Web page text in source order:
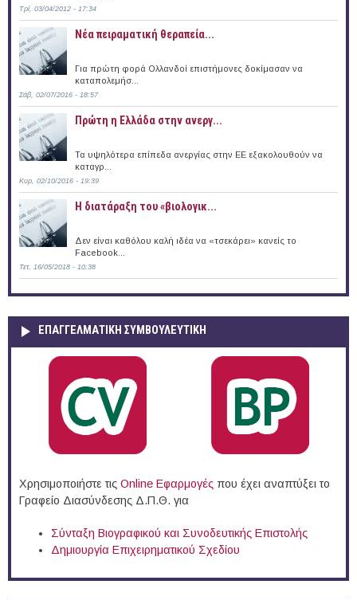
Τρί, 03/04/2012 - 17:34
Νέα πειραματική θεραπεία...
Για πρώτη φορά Ολλανδοί επιστήμονες δοκίμασαν να
καταπολεμήσ...
Σάβ, 02/07/2016 - 18:57
Πρώτη η Ελλάδα στην ανεργ...
Τα υψηλότερα επίπεδα ανεργίας στην ΕΕ εξακολουθούν να
καταγρ...
Κυρ, 02/10/2016 - 19:39
Η διατάραξη του «βιολογικ...
Δεν είναι καθόλου καλή ιδέα να «τσεκάρει» κανείς το
Facebook...
Τετ, 16/05/2018 - 10:38
ΕΠΑΓΓΕΛΜΑΤΙΚΉ ΣΥΜΒΟΥΛΕΥΤΙΚΉ
Χρησιμοποιήστε τις Online Eφαρμογές που έχει αναπτύξει το
Γραφείο Διασύνδεσης Δ.Π.Θ. για
Σύνταξη Βιογραφικού και Συνοδευτικής Επιστολής
Δημιουργία Επιχειρηματικού Σχεδίου